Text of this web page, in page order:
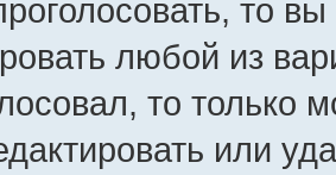
то
любой из
то только
или